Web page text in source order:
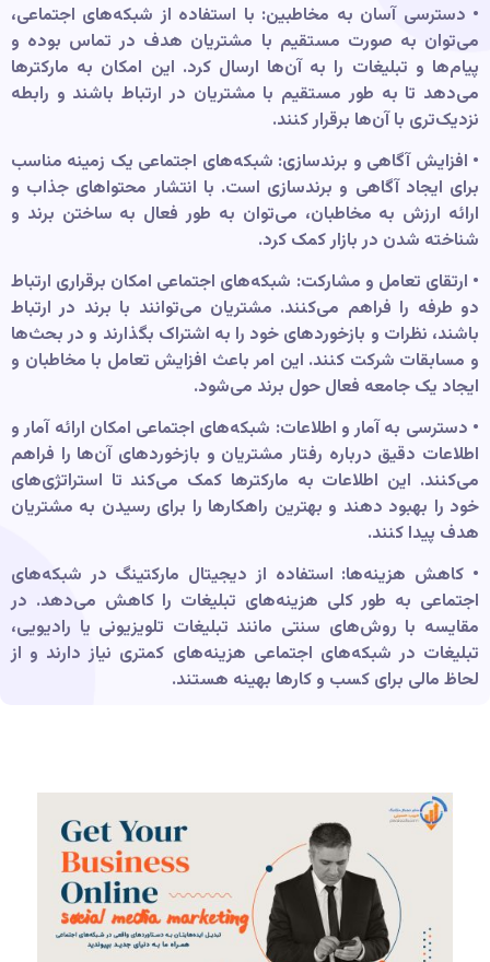
• دسترسی آسان به مخاطبین: با استفاده از شبکه‌های اجتماعی،
می‌توان به صورت مستقیم با مشتریان هدف در تماس بوده و
پیام‌ها و تبلیغات را به آن‌ها ارسال کرد. این امکان به مارکترها
می‌دهد تا به طور مستقیم با مشتریان در ارتباط باشند و رابطه
نزدیک‌تری با آن‌ها برقرار کنند.
• افزایش آگاهی و برندسازی: شبکه‌های اجتماعی یک زمینه مناسب
برای ایجاد آگاهی و برندسازی است. با انتشار محتواهای جذاب و
ارائه ارزش به مخاطبان، می‌توان به طور فعال به ساختن برند و
شناخته شدن در بازار کمک کرد.
• ارتقای تعامل و مشارکت: شبکه‌های اجتماعی امکان برقراری ارتباط
دو طرفه را فراهم می‌کنند. مشتریان می‌توانند با برند در ارتباط
باشند، نظرات و بازخوردهای خود را به اشتراک بگذارند و در بحث‌ها
و مسابقات شرکت کنند. این امر باعث افزایش تعامل با مخاطبان و
ایجاد یک جامعه فعال حول برند می‌شود.
• دسترسی به آمار و اطلاعات: شبکه‌های اجتماعی امکان ارائه آمار و
اطلاعات دقیق درباره رفتار مشتریان و بازخوردهای آن‌ها را فراهم
می‌کنند. این اطلاعات به مارکترها کمک می‌کند تا استراتژی‌های
خود را بهبود دهند و بهترین راهکارها را برای رسیدن به مشتریان
هدف پیدا کنند.
• کاهش هزینه‌ها: استفاده از دیجیتال مارکتینگ در شبکه‌های
اجتماعی به طور کلی هزینه‌های تبلیغات را کاهش می‌دهد. در
مقایسه با روش‌های سنتی مانند تبلیغات تلویزیونی یا رادیویی،
تبلیغات در شبکه‌های اجتماعی هزینه‌های کمتری نیاز دارند و از
لحاظ مالی برای کسب و کارها بهینه هستند.